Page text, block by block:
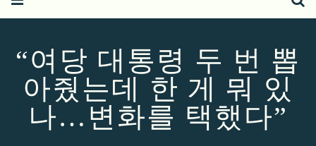
“여당 대통령 두 번 뽑
아줬는데 한 게 뭐 있
나…변화를 택했다”